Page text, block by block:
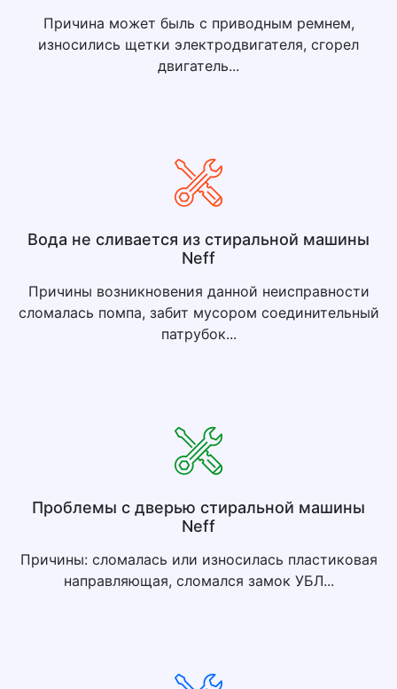
Причина может быль с приводным ремнем,
износились щетки электродвигателя, сгорел
двигатель...
Вода не сливается из стиральной машины
Neff
Причины возникновения данной неисправности
сломалась помпа, забит мусором соединительный
патрубок...
Проблемы с дверью стиральной машины
Neff
Причины: cломалась или износилась пластиковая
направляющая, сломался замок УБЛ...